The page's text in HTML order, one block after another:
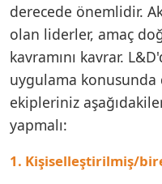
derecede önemlidir.
olan liderler, amaç
kavramını kavrar.
uygulama
ekipleriniz
yapmalı:
1. Kişiselleştirilmiş/